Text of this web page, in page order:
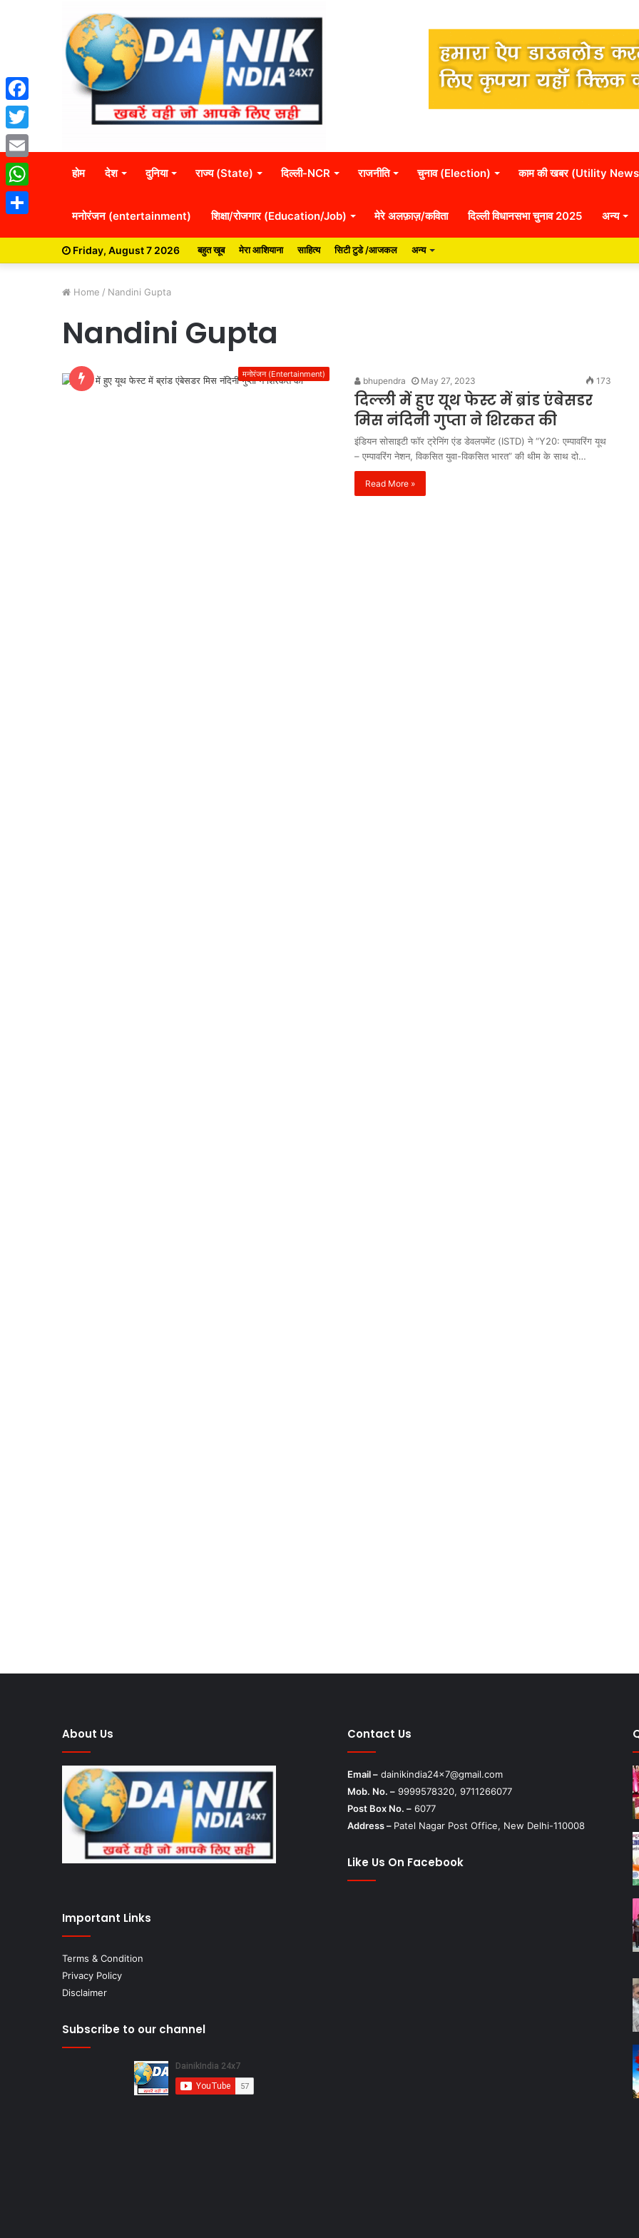
होम देश दुनिया राज्य (State) दिल्ली-NCR राजनीति चुनाव (Election) काम की खबर (Utility
मनोरंजन (entertainment) शिक्षा/रोजगार (Education/Job) मेरे अलफ़ाज़/कविता दिल्ली विधानसभा चुनाव 2025 अन्य
Friday, August 7 2026 बहुत खूब मेरा आशियाना साहित्य सिटी टुडे /आजकल अन्य
Home / Nandini Gupta
Nandini Gupta
मनोरंजन (Entertainment)
bhupendra May 27, 2023 173
दिल्ली में हुए यूथ फेस्ट में ब्रांड एंबेसडर
मिस नंदिनी गुप्ता ने शिरकत की
इंडियन सोसाइटी फॉर ट्रेनिंग एंड डेवलपमेंट (ISTD) ने “Y20: एम्पावरिंग यूथ
– एम्पावरिंग नेशन, विकसित युवा-विकसित भारत” की थीम के साथ दो…
Read More »
About Us
Important Links
Terms & Condition
Privacy Policy
Disclaimer
Subscribe to our channel
Contact Us
Email – dainikindia24x7@gmail.com
Mob. No. –9999578320, 9711266077
Post Box No. –6077
Address – Patel Nagar Post Office, New Delhi-110008
Like Us On Facebook
Facebook
Twitter
Email
WhatsApp